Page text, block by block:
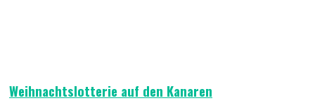
Weihnachtslotterie auf den Kanaren